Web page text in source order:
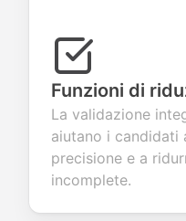
Funzioni di
La validazione
aiutano i candidati
precisione e a
incomplete.